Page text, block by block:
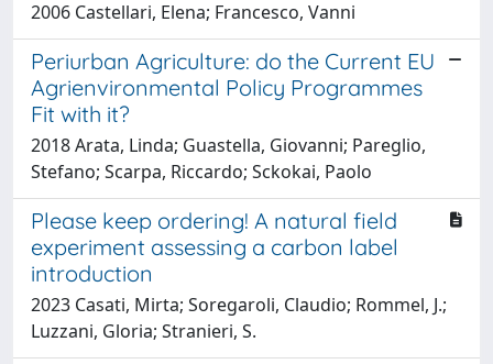
2006 Castellari, Elena; Francesco, Vanni
Periurban Agriculture: do the Current EU
Agrienvironmental Policy Programmes
Fit with it?
2018 Arata, Linda; Guastella, Giovanni; Pareglio,
Stefano; Scarpa, Riccardo; Sckokai, Paolo
Please keep ordering! A natural field
experiment assessing a carbon label
introduction
2023 Casati, Mirta; Soregaroli, Claudio; Rommel, J.;
Luzzani, Gloria; Stranieri, S.